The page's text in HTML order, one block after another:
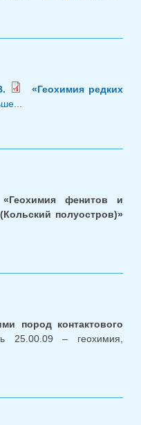
Е.В.
«Геохимия редких
Левашовой
фенитов и
полуостров)»
пород контактового
25.00.09 – геохимия,